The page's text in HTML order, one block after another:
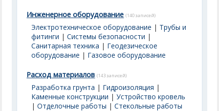
Инженерное оборудование (140 записей)
Электротехническое оборудование | Трубы и
фитинги |Системы безопасности |
Санитарная техника | Геодезическое
оборудование | Газовое оборудование
Расход материалов (143 записей)
Разработка грунта | Гидроизоляция |
Каменные конструкции |Устройство кровель
|Отделочные работы |Стекольные работы